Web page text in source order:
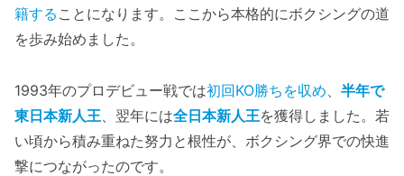
籍する ことになります。ここから本格的にボクシングの道
を歩み始めました。
1993年のプロデビュー戦では初回KO勝ちを収め
半年で
東日本新人王 、翌年には全日本新人王を獲得しました。若
い頃から積み重ねた努力と根性が、ボクシング界での快進
撃につながったのです。